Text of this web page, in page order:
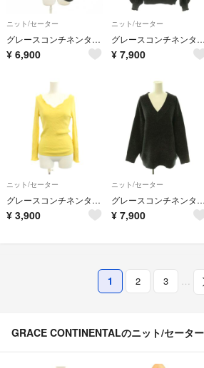
ニット/セーター
グレースコンチネンタル ニット セーター ウール 36 黒 ブラック
¥ 6,900
ニット/セーター
グレースコンチネンタル ラメニットトップ セーター 長袖 ビーズ 刺繍 36
¥ 7,900
ニット/セーター
グレースコンチネンタル ニット 長袖 スカラップ 絹 36 黄 Vネック 長袖
¥ 3,900
ニット/セーター
グレースコンチネンタル 25SS ラメVネックニットトップ セーター
¥ 7,900
1 2 3 …
GRACE CONTINENTALのニット/セータ